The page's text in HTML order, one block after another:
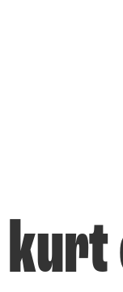
kurt